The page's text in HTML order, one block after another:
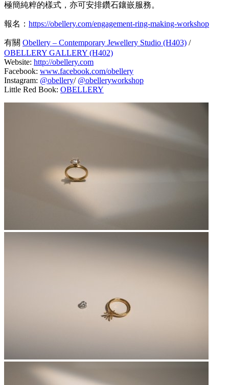
極簡純粹的樣式，亦可安排鑽石鑲嵌服務。
報名： https://obellery.com/engagement-ring-making-workshop
有關 Obellery – Contemporary Jewellery Studio (H403) /
OBELLERY GALLERY (H402)
Website: http://obellery.com
Facebook: www.facebook.com/obellery
Instagram: @obellery/ @obelleryworkshop
Little Red Book: OBELLERY